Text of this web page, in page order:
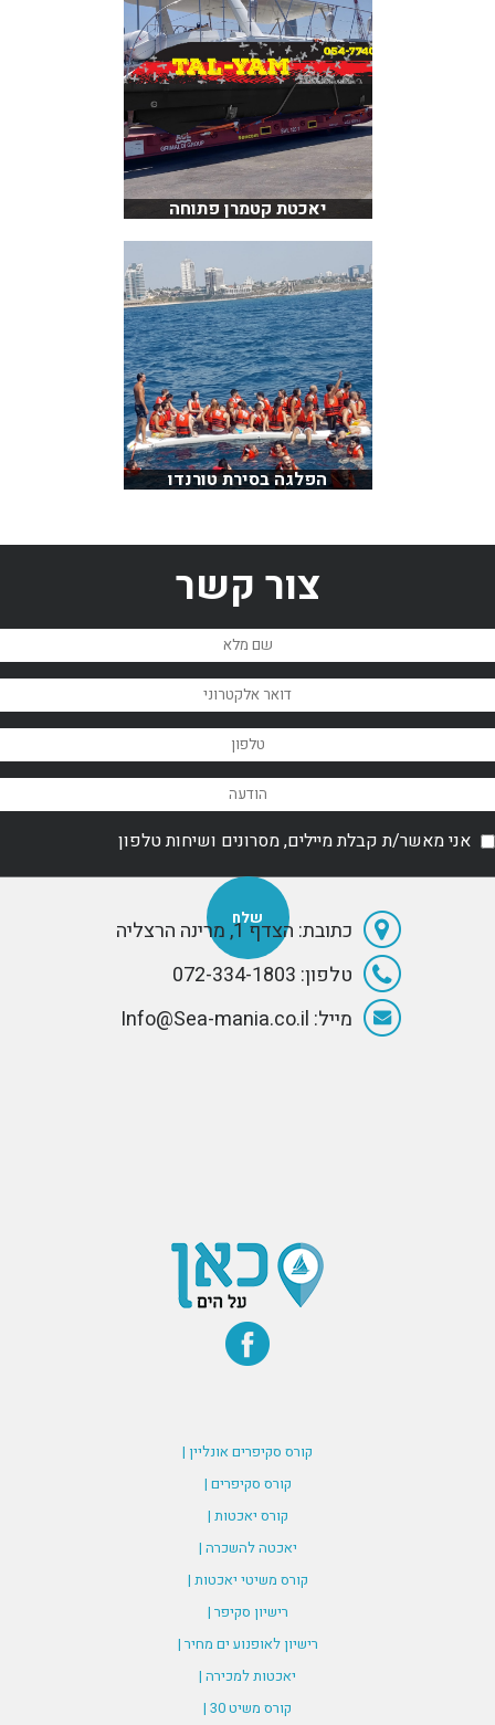
יאכטת קטמרן פתוחה
הפלגה בסירת טורנדו
צור קשר
אני מאשר/ת קבלת מיילים, מסרונים ושיחות טלפון
כתובת: הצדף 1, מרינה הרצליה
טלפון: 072-334-1803
מייל: Info@Sea-mania.co.il
קורס סקיפרים אונליין |
קורס סקיפרים |
קורס יאכטות |
יאכטה להשכרה |
קורס משיטי יאכטות |
רישיון סקיפר |
רישיון לאופנוע ים מחיר |
יאכטות למכירה |
קורס משיט 30 |